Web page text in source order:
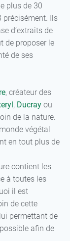
plus de 30
précisément. Ils
d’extraits de
de proposer le
de ses
, créateur des
, Ducray ou
de la nature.
végétal
en tout plus de
contient les
à toutes les
il est
de cette
permettant de
afin de